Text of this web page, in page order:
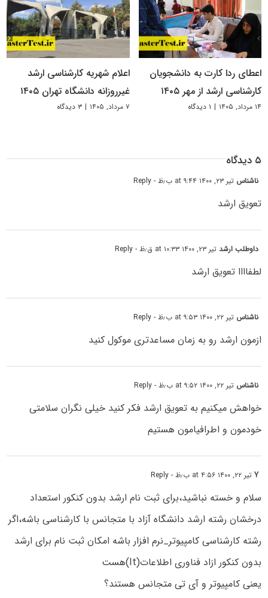
اعطای ردا کارت به دانشجویان
کارشناسی ارشد از مهر ۱۴۰۵
۱۴ مرداد, ۱۴۰۵ | ۱ دیدگاه
اعلام شهریه کارشناسی ارشد
غیرروزانه دانشگاه تهران ۱۴۰۵
۷ مرداد, ۱۴۰۵ | ۳ دیدگاه
۵ دیدگاه
ناشناس تیر ۲۳, ۱۴۰۰ at ۹:۴۴ ب٫ظ - Reply
تعویق ارشد
داوطلب ارشدتیر ۲۳, ۱۴۰۰ at ۱۰:۳۳ ق٫ظ - Reply
لطفاااا تعویق ارشد
ناشناس تیر ۲۲, ۱۴۰۰ at ۹:۵۳ ب٫ظ - Reply
ازمون ارشد رو به زمان مساعدتری موکول کنید
ناشناس تیر ۲۲, ۱۴۰۰ at ۹:۵۲ ب٫ظ - Reply
خواهش میکنیم به تعویق ارشد فکر کنید خیلی نگران سلامتی
خودمون و اطرافیامون هستیم
Yتیر ۲۲, ۱۴۰۰ at ۴:۵۶ ب٫ظ - Reply
سلام و خسته نباشید،برای ثبت نام ارشد بدون کنکور استعداد
درخشان رشته ارشد دانشگاه آزاد با متجانس با کارشناسی باشه،اگر
رشته کارشناسی کامپیوتر_نرم افزار باشه امکان ثبت نام برای ارشد
بدون کنکور ازاد فناوری اطلاعات(It)هست
یعنی کامپیوتر و آی تی متجانس هستند؟